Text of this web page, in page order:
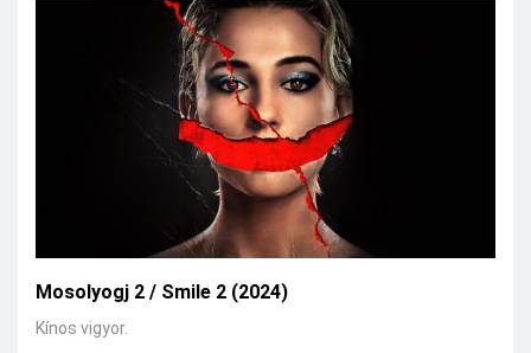
Mosolyogj 2 / Smile 2 (2024)
Kínos vigyor.